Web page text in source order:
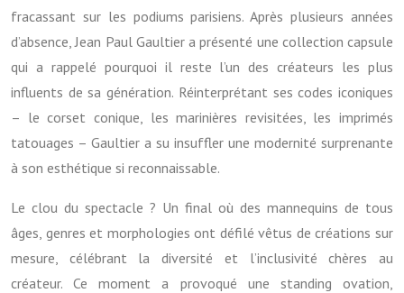
fracassant sur les podiums parisiens. Après plusieurs années
d’absence, Jean Paul Gaultier a présenté une collection capsule
qui a rappelé pourquoi il reste l’un des créateurs les plus
influents de sa génération. Réinterprétant ses codes iconiques
– le corset conique, les marinières revisitées, les imprimés
tatouages – Gaultier a su insuffler une modernité surprenante
à son esthétique si reconnaissable.
Le clou du spectacle ? Un final où des mannequins de tous
âges, genres et morphologies ont défilé vêtus de créations sur
mesure, célébrant la diversité et l’inclusivité chères au
créateur. Ce moment a provoqué une standing ovation,